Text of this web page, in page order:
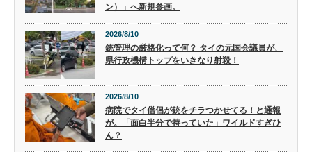
ン）」へ新規参画。
2026/8/10
銃管理の厳格化って何？ タイの元国会議員が、
県行政機構トップをいきなり射殺！
2026/8/10
病院でタイ僧侶が銃をチラつかせてる！と通報
が。「面白半分で持っていた」ワイルドすぎひ
ん？